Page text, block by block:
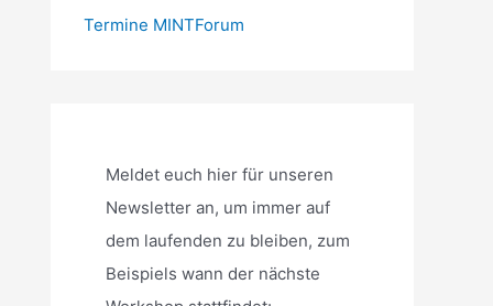
Termine MINTForum
Meldet euch hier für unseren
Newsletter an, um immer auf
dem laufenden zu bleiben, zum
Beispiels wann der nächste